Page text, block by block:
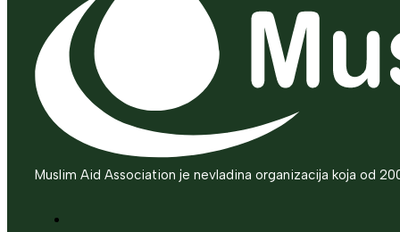
Muslim Aid Association je nevladina organizacija koja od